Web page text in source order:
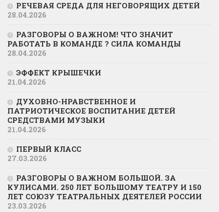
РЕЧЕВАЯ СРЕДА ДЛЯ НЕГОВОРЯЩИХ ДЕТЕЙ
28.04.2026
РАЗГОВОРЫ О ВАЖНОМ! ЧТО ЗНАЧИТ
РАБОТАТЬ В КОМАНДЕ ? СИЛА КОМАНДЫ
28.04.2026
ЭФФЕКТ КРЫШЕЧКИ
21.04.2026
ДУХОВНО-НРАВСТВЕННОЕ И
ПАТРИОТИЧЕСКОЕ ВОСПИТАНИЕ ДЕТЕЙ
СРЕДСТВАМИ МУЗЫКИ
21.04.2026
ПЕРВЫЙ КЛАСС
27.03.2026
РАЗГОВОРЫ О ВАЖНОМ БОЛЬШОЙ. ЗА
КУЛИСАМИ. 250 ЛЕТ БОЛЬШОМУ ТЕАТРУ И 150
ЛЕТ СОЮЗУ ТЕАТРАЛЬНЫХ ДЕЯТЕЛЕЙ РОССИИ
23.03.2026